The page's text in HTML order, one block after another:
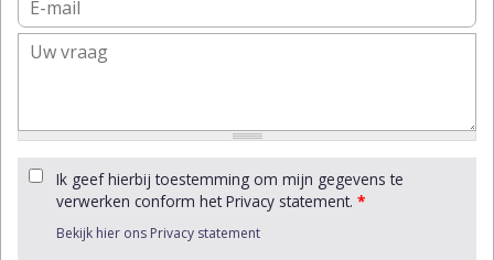
Ik geef hierbij toestemming om mijn gegevens te
verwerken conform het Privacy statement. *
Bekijk hier ons Privacy statement